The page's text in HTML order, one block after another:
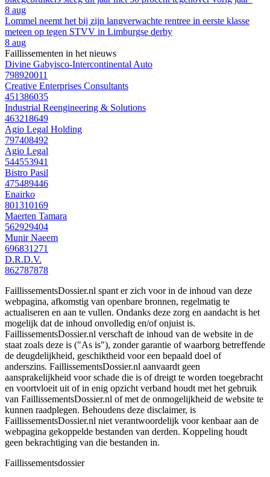
8 aug
Lommel neemt het bij zijn langverwachte rentree in eerste klasse
meteen op tegen STVV in Limburgse derby
8 aug
Faillissementen in het nieuws
Divine Gabyisco-Intercontinental Auto
798920011
Creative Enterprises Consultants
451386035
Industrial Reengineering & Solutions
463218649
Agio Legal Holding
797408492
Agio Legal
544553941
Bistro Pasil
475489446
Enairko
801310169
Maerten Tamara
562929404
Munir Naeem
696831271
D.R.D.V.
862787878
FaillissementsDossier.nl spant er zich voor in de inhoud van deze
webpagina, afkomstig van openbare bronnen, regelmatig te
actualiseren en aan te vullen. Ondanks deze zorg en aandacht is het
mogelijk dat de inhoud onvolledig en/of onjuist is.
FaillissementsDossier.nl verschaft de inhoud van de website in de
staat zoals deze is ("As is"), zonder garantie of waarborg betreffende
de deugdelijkheid, geschiktheid voor een bepaald doel of
anderszins. FaillissementsDossier.nl aanvaardt geen
aansprakelijkheid voor schade die is of dreigt te worden toegebracht
en voortvloeit uit of in enig opzicht verband houdt met het gebruik
van FaillissementsDossier.nl of met de onmogelijkheid de website te
kunnen raadplegen. Behoudens deze disclaimer, is
FaillissementsDossier.nl niet verantwoordelijk voor kenbaar aan de
webpagina gekoppelde bestanden van derden. Koppeling houdt
geen bekrachtiging van die bestanden in.
Faillissementsdossier